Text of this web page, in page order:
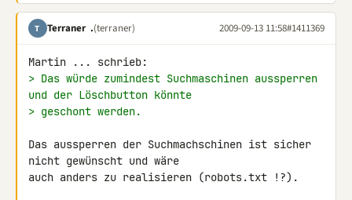
T Terraner .(terraner) 2009-09-13 11:58#1411369
> Das würde zumindest Suchmaschinen aussperren
und der Löschbutton könnte
> geschont werden.
Das aussperren der Suchmachschinen ist sicher
nicht gewünscht und wäre
auch anders zu realisieren (robots.txt !?).